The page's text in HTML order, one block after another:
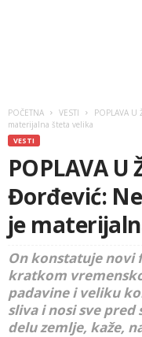
POČETNA VESTI
POPLAVA
materijalna šteta velika
VESTI
POPLAVA U
Đorđević:
je
On konstatuje novi
kratkom
padavine i veliku
sliva i nosi sve
delu zemlje, kaže,